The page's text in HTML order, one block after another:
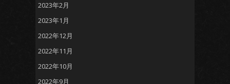
2023年2月
2023年1月
2022年12月
2022年11月
2022年10月
2022年9月